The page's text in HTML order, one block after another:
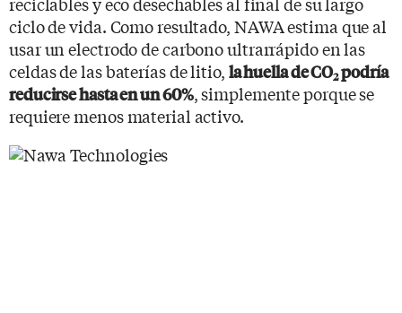
ciclo de vida. Como resultado, NAWA estima que al
usar un electrodo de carbono ultrarrápido en las
celdas de las baterías de litio, la huella de CO2podría
reducirse hasta en un 60%, simplemente porque se
requiere menos material activo.